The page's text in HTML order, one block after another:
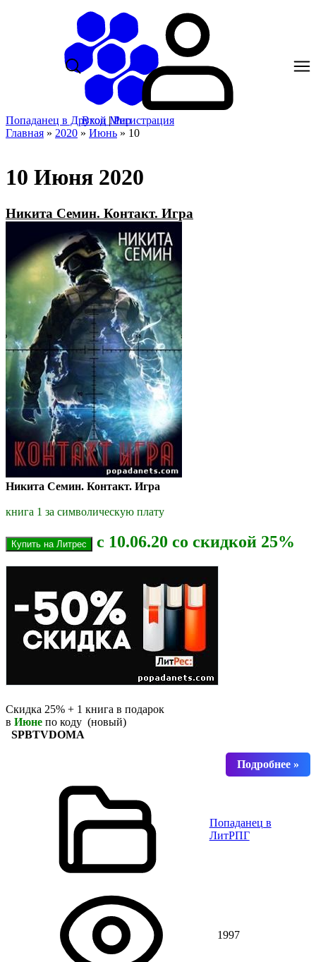
Попаданец в Другой Мир
Вход |Регистрация
Главная » 2020 » Июнь » 10
10 Июня 2020
Никита Семин. Контакт. Игра
Никита Семин. Контакт. Игра
книга 1 за символическую плату
с 10.06.20 со скидкой 25%
Скидка 25% + 1 книга в подарок
в Июне по коду (новый)
SPBTVDOMA
Попаданец в
ЛитРПГ
1997